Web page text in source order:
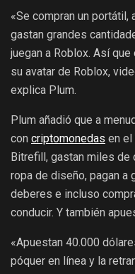
«Se compran un
gastan grandes
juegan a Roblox. Así
su avatar de Roblox,
explica Plum.
Plum añadió que a
con criptomonedas en el
Bitrefill, gastan miles de
ropa de diseño, pagan a
deberes e incluso
conducir. Y también
«Apuestan 40.000
póquer en línea y la